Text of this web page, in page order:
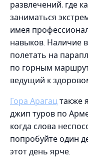
развлечений, где
заниматься
имея
навыков. Наличие
полетать на
по горным
ведущий к
Гора Арагац также
джип туров по
когда слова
попробуйте один
этот день ярче.